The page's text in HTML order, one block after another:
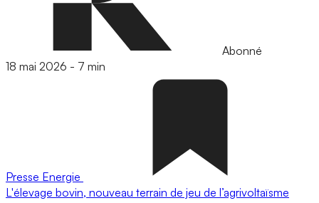
Abonné
18 mai 2026 - 7 min
Presse Energie
L'élevage bovin, nouveau terrain de jeu de l’agrivoltaïsme